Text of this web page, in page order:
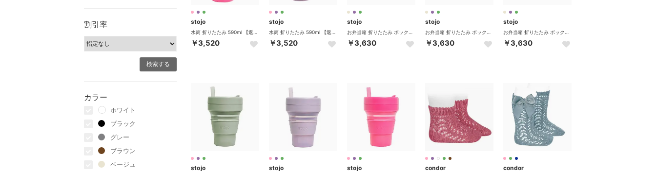
割引率
カラー
ホワイト
ブラック
グレー
ブラウン
ベージュ
stojo
￥3,520
stojo
￥3,520
stojo
￥3,630
stojo
￥3,630
stojo
￥3,630
stojo stojo stojo condor condor